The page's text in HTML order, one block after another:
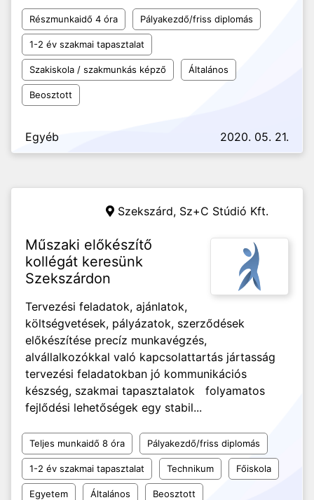
Részmunkaidő 4 óra Pályakezdő/friss diplomás
1-2 év szakmai tapasztalat
Szakiskola / szakmunkás képző Általános
Beosztott
Egyéb 2020. 05. 21.
Szekszárd, Sz+C Stúdió Kft.
Műszaki előkészítő
kollégát keresünk
Szekszárdon
Tervezési feladatok, ajánlatok,
költségvetések, pályázatok, szerződések
előkészítése precíz munkavégzés,
alvállalkozókkal való kapcsolattartás jártasság
tervezési feladatokban jó kommunikációs
készség, szakmai tapasztalatok folyamatos
fejlődési lehetőségek egy stabil...
Teljes munkaidő 8 óra Pályakezdő/friss diplomás
1-2 év szakmai tapasztalat Technikum Főiskola
Egyetem Általános Beosztott